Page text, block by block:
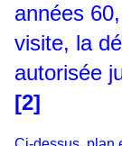
années
visite, la
autorisée
[2]